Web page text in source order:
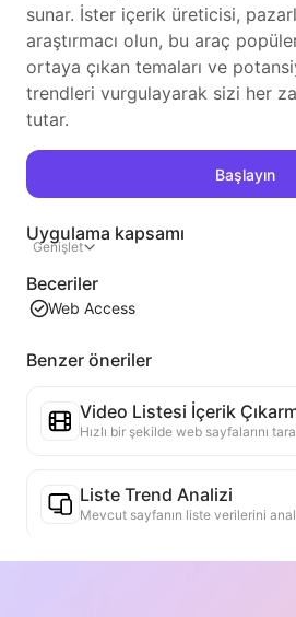
sunar. İster içerik üreticisi,
araştırmacı olun, bu araç
ortaya çıkan temaları ve
trendleri vurgulayarak sizi her
tutar.
Başlayın
Uygulama kapsamı
Genişlet
Beceriler
Web Access
Benzer öneriler
Video Listesi İçerik
Liste Trend Analizi